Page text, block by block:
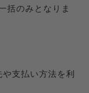
括のみとなりま
支払い方法を利